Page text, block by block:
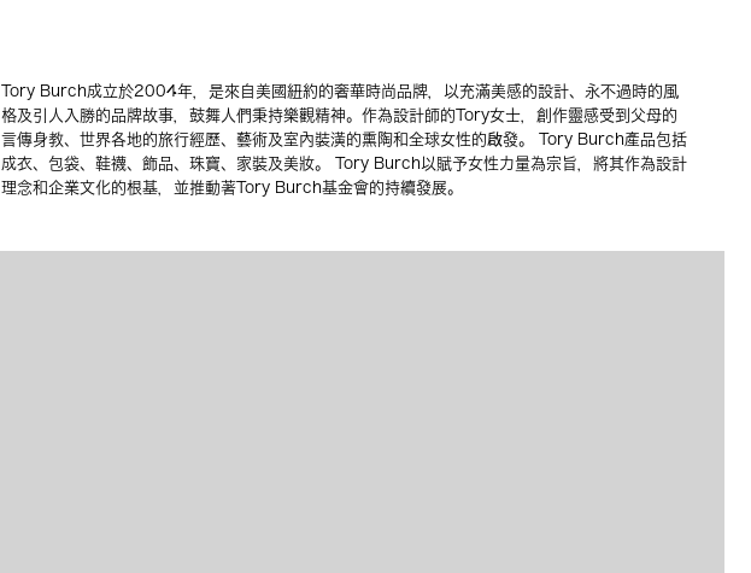
Tory Burch成立於2004年，是來自美國紐約的奢華時尚品牌，以充滿美感的設計、永不過時的風
格及引人入勝的品牌故事，鼓舞人們秉持樂觀精神。作為設計師的Tory女士，創作靈感受到父母的
言傳身教、世界各地的旅行經歷、藝術及室內裝潢的熏陶和全球女性的啟發。 Tory Burch產品包括
成衣、包袋、鞋襪、飾品、珠寶、家裝及美妝。 Tory Burch以賦予女性力量為宗旨，將其作為設計
理念和企業文化的根基，並推動著Tory Burch基金會的持續發展。